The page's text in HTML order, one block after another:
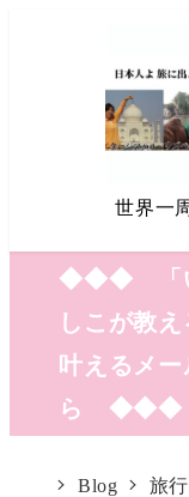
世界一
◆◆◆ 「い
しこが教
叶えるメ
ら ◆◆◆
Blog 旅行